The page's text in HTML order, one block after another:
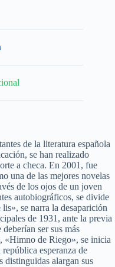
de la literatura española
se han realizado
a checa. En 2001, fue
una de las mejores novelas
de los ojos de un joven
autobiográficos, se divide
se narra la desaparición
de 1931, ante la previa
ser sus más
«Himno de Riego», se inicia
esperanza de
distinguidas alargan sus